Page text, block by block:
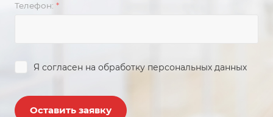
Телефон: *
Я согласен на обработку персональных данных
Оставить заявку